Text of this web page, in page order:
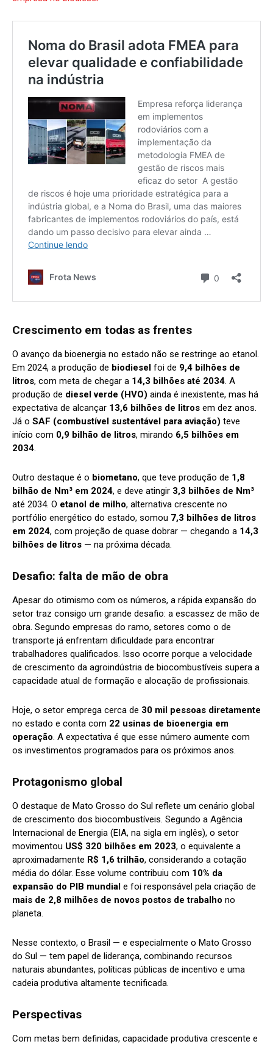
Crescimento em todas as frentes
O avanço da bioenergia no estado não se restringe ao etanol.
Em 2024, a produção de biodiesel foi de 9,4 bilhões de
litros, com meta de chegar a 14,3 bilhões até 2034. A
produção de diesel verde (HVO) ainda é inexistente, mas há
expectativa de alcançar 13,6 bilhões de litros em dez anos.
Já o SAF (combustível sustentável para aviação) teve
início com 0,9 bilhão de litros, mirando 6,5 bilhões em
2034.
Outro destaque é o biometano, que teve produção de 1,8
bilhão de Nm³ em 2024, e deve atingir 3,3 bilhões de Nm³
até 2034. O etanol de milho, alternativa crescente no
portfólio energético do estado, somou 7,3 bilhões de litros
em 2024, com projeção de quase dobrar — chegando a 14,3
bilhões de litros — na próxima década.
Desafio: falta de mão de obra
Apesar do otimismo com os números, a rápida expansão do
setor traz consigo um grande desafio: a escassez de mão de
obra. Segundo empresas do ramo, setores como o de
transporte já enfrentam dificuldade para encontrar
trabalhadores qualificados. Isso ocorre porque a velocidade
de crescimento da agroindústria de biocombustíveis supera a
capacidade atual de formação e alocação de profissionais.
Hoje, o setor emprega cerca de 30 mil pessoas diretamente
no estado e conta com 22 usinas de bioenergia em
operação. A expectativa é que esse número aumente com
os investimentos programados para os próximos anos.
Protagonismo global
O destaque de Mato Grosso do Sul reflete um cenário global
de crescimento dos biocombustíveis. Segundo a Agência
Internacional de Energia (EIA, na sigla em inglês), o setor
movimentou US$ 320 bilhões em 2023, o equivalente a
aproximadamente R$ 1,6 trilhão, considerando a cotação
média do dólar. Esse volume contribuiu com 10% da
expansão do PIB mundial e foi responsável pela criação de
mais de 2,8 milhões de novos postos de trabalho no
planeta.
Nesse contexto, o Brasil — e especialmente o Mato Grosso
do Sul — tem papel de liderança, combinando recursos
naturais abundantes, políticas públicas de incentivo e uma
cadeia produtiva altamente tecnificada.
Perspectivas
Com metas bem definidas, capacidade produtiva crescente e